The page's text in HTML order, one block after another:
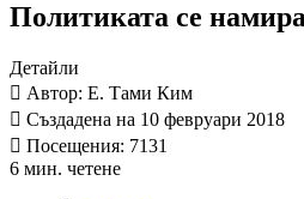
Политиката се
Детайли
Автор: Е. Тами Ким
Създадена на 10 февруари 2018
Посещения: 7131
6 мин. четене